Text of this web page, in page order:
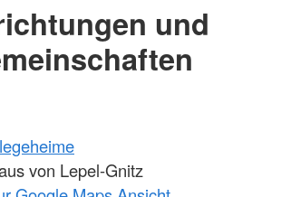
und
von Lepel-Gnitz